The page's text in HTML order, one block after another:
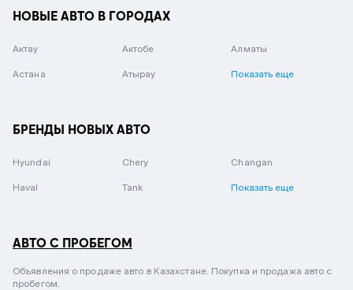
НОВЫЕ АВТО В ГОРОДАХ
Актау Актобе Алматы
Астана Атырау Показать еще
БРЕНДЫ НОВЫХ АВТО
Hyundai Chery Changan
Haval Tank Показать еще
АВТО С ПРОБЕГОМ
Объявления о продаже авто в Казахстане. Покупка и продажа авто с
пробегом.